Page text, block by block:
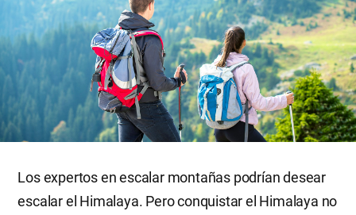
Los expertos en escalar montañas podrían desear
escalar el Himalaya. Pero conquistar el Himalaya no